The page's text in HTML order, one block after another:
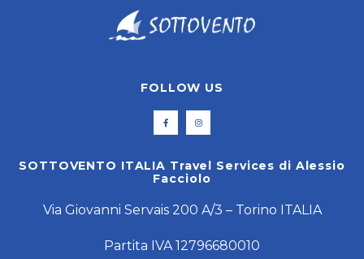
FOLLOW US
SOTTOVENTO ITALIA Travel Services di Alessio
Facciolo
Via Giovanni Servais 200 A/3 – Torino ITALIA
Partita IVA 12796680010